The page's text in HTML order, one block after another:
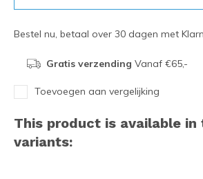
Bestel nu, betaal over 30 dagen met
Gratis verzending Vanaf €65,-
Toevoegen aan vergelijking
This product is available
variants: